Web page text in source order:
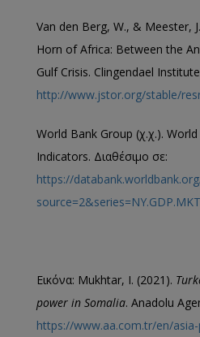
Van den Berg, W., & Meester,
Horn of Africa: Between the
Gulf Crisis. Clingendael
http://www.jstor.org/stable/
World Bank Group (χ.χ.).
Indicators. Διαθέσιμο σε:
https://
Εικόνα: Mukhtar, I. (2021).
power in Somalia. Anadolu
https://www.aa.com.tr/en/